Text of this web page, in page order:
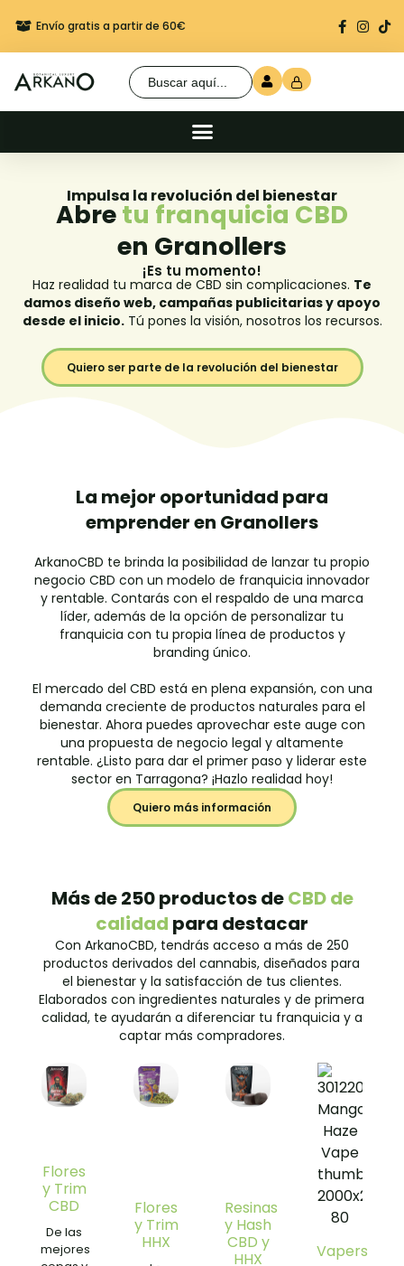
Envío gratis a partir de 60€ Regalo seguro en cada
Buscar:
Impulsa la revolución del bienestar
Abretu franquicia CBD
en Granollers
¡Es tu momento!
Haz realidad tu marca de CBD sin complicaciones. Te
damos diseño web, campañas publicitarias y apoyo
desde el inicio.Tú pones la visión, nosotros los recursos.
Quiero ser parte de la revolución del bienestar
La mejor oportunidad para
emprender en Granollers
ArkanoCBD te brinda la posibilidad de lanzar tu propio
negocio CBD con un modelo de franquicia innovador
y rentable. Contarás con el respaldo de una marca
líder, además de la opción de personalizar tu
franquicia con tu propia línea de productos y
branding único.
El mercado del CBD está en plena expansión, con una
demanda creciente de productos naturales para el
bienestar. Ahora puedes aprovechar este auge con
una propuesta de negocio legal y altamente
rentable. ¿Listo para dar el primer paso y liderar este
sector en Tarragona? ¡Hazlo realidad hoy!
Quiero más información
Más de 250 productos deCBD de
calidad para destacar
Con ArkanoCBD, tendrás acceso a más de 250
productos derivados del cannabis, diseñados para
el bienestar y la satisfacción de tus clientes.
Elaborados con ingredientes naturales y de primera
calidad, te ayudarán a diferenciar tu franquicia y a
captar más compradores.
Flores
y Trim
CBD
De las
mejores
Flores
y Trim
HHX
Resinas
y Hash
CBD y
HHX
Vapers